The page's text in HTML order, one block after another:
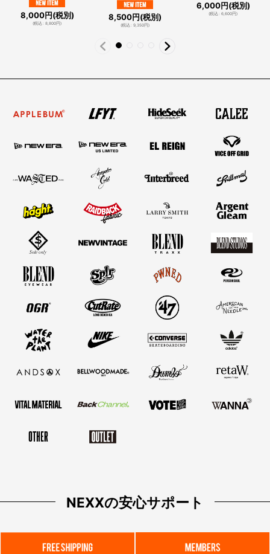
8,000円(税別)
(税込: 8,800円)
8,500円(税別)
(税込: 9,350円)
6,000円(税別)
(税込: 6,600円)
NEXXの安心サポート